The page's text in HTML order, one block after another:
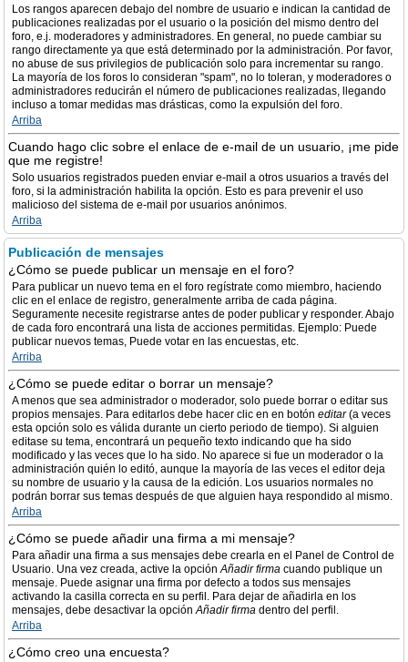
Los rangos aparecen debajo del nombre de usuario e indican la cantidad de
publicaciones realizadas por el usuario o la posición del mismo dentro del
foro, e.j. moderadores y administradores. En general, no puede cambiar su
rango directamente ya que está determinado por la administración. Por favor,
no abuse de sus privilegios de publicación solo para incrementar su rango.
La mayoría de los foros lo consideran "spam", no lo toleran, y moderadores o
administradores reducirán el número de publicaciones realizadas, llegando
incluso a tomar medidas mas drásticas, como la expulsión del foro.
Arriba
Cuando hago clic sobre el enlace de e-mail de un usuario, ¡me pide
que me registre!
Solo usuarios registrados pueden enviar e-mail a otros usuarios a través del
foro, si la administración habilita la opción. Esto es para prevenir el uso
malicioso del sistema de e-mail por usuarios anónimos.
Arriba
Publicación de mensajes
¿Cómo se puede publicar un mensaje en el foro?
Para publicar un nuevo tema en el foro regístrate como miembro, haciendo
clic en el enlace de registro, generalmente arriba de cada página.
Seguramente necesite registrarse antes de poder publicar y responder. Abajo
de cada foro encontrará una lista de acciones permitidas. Ejemplo: Puede
publicar nuevos temas, Puede votar en las encuestas, etc.
Arriba
¿Cómo se puede editar o borrar un mensaje?
A menos que sea administrador o moderador, solo puede borrar o editar sus
propios mensajes. Para editarlos debe hacer clic en en botón editar(a veces
esta opción solo es válida durante un cierto periodo de tiempo). Si alguien
editase su tema, encontrará un pequeño texto indicando que ha sido
modificado y las veces que lo ha sido. No aparece si fue un moderador o la
administración quién lo editó, aunque la mayoría de las veces el editor deja
su nombre de usuario y la causa de la edición. Los usuarios normales no
podrán borrar sus temas después de que alguien haya respondido al mismo.
Arriba
¿Cómo se puede añadir una firma a mi mensaje?
Para añadir una firma a sus mensajes debe crearla en el Panel de Control de
Usuario. Una vez creada, active la opciónAñadir firma cuando publique un
mensaje. Puede asignar una firma por defecto a todos sus mensajes
activando la casilla correcta en su perfil. Para dejar de añadirla en los
mensajes, debe desactivar la opciónAñadir firma dentro del perfil.
Arriba
¿Cómo creo una encuesta?